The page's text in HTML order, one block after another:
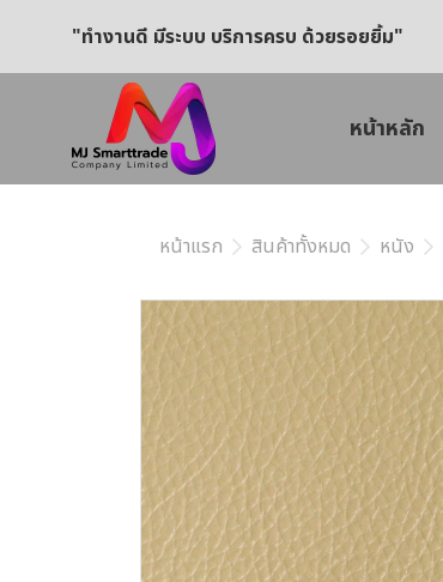
"ทำงานดี มีระบบ บริการครบ ด้วยรอยยิ้ม"
หน้าหลัก
หน้าแรก สินค้าทั้งหมด หนัง